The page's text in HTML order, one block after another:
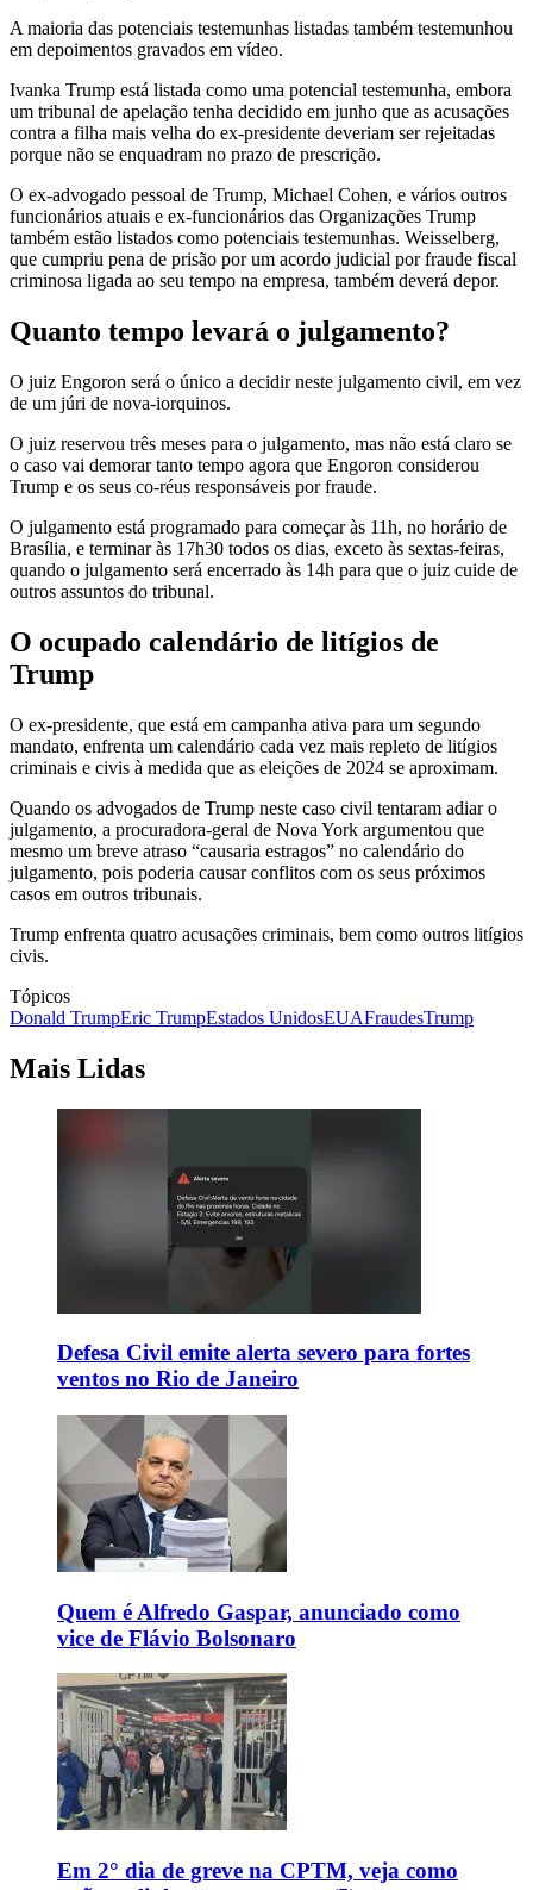
A maioria das potenciais testemunhas listadas também testemunhou
em depoimentos gravados em vídeo.
Ivanka Trump está listada como uma potencial testemunha, embora
um tribunal de apelação tenha decidido em junho que as acusações
contra a filha mais velha do ex-presidente deveriam ser rejeitadas
porque não se enquadram no prazo de prescrição.
O ex-advogado pessoal de Trump, Michael Cohen, e vários outros
funcionários atuais e ex-funcionários das Organizações Trump
também estão listados como potenciais testemunhas. Weisselberg,
que cumpriu pena de prisão por um acordo judicial por fraude fiscal
criminosa ligada ao seu tempo na empresa, também deverá depor.
Quanto tempo levará o julgamento?
O juiz Engoron será o único a decidir neste julgamento civil, em vez
de um júri de nova-iorquinos.
O juiz reservou três meses para o julgamento, mas não está claro se
o caso vai demorar tanto tempo agora que Engoron considerou
Trump e os seus co-réus responsáveis ​​por fraude.
O julgamento está programado para começar às 11h, no horário de
Brasília, e terminar às 17h30 todos os dias, exceto às sextas-feiras,
quando o julgamento será encerrado às 14h para que o juiz cuide de
outros assuntos do tribunal.
O ocupado calendário de litígios de
Trump
O ex-presidente, que está em campanha ativa para um segundo
mandato, enfrenta um calendário cada vez mais repleto de litígios
criminais e civis à medida que as eleições de 2024 se aproximam.
Quando os advogados de Trump neste caso civil tentaram adiar o
julgamento, a procuradora-geral de Nova York argumentou que
mesmo um breve atraso “causaria estragos” no calendário do
julgamento, pois poderia causar conflitos com os seus próximos
casos em outros tribunais.
Trump enfrenta quatro acusações criminais, bem como outros litígios
civis.
Tópicos
Donald TrumpEric TrumpEstados UnidosEUAFraudesTrump
Mais Lidas
Defesa Civil emite alerta severo para fortes
ventos no Rio de Janeiro
Quem é Alfredo Gaspar, anunciado como
vice de Flávio Bolsonaro
Em 2° dia de greve na CPTM, veja como